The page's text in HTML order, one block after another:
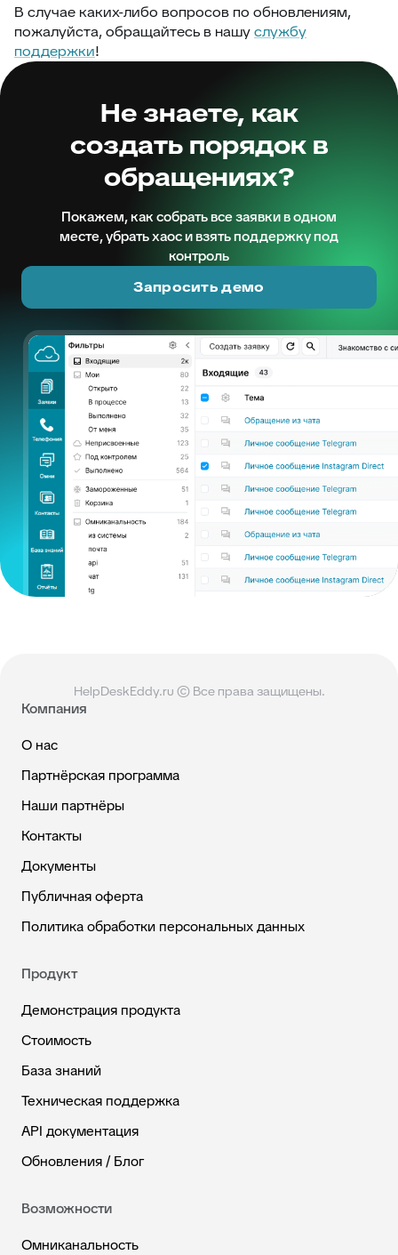
В случае каких-либо вопросов по обновлениям,
пожалуйста, обращайтесь в нашуслужбу
поддержки!
Не знаете, как
создать порядок в
обращениях?
Покажем, как собрать все заявки в одном
месте, убрать хаос и взять поддержку под
контроль
Запросить демо
HelpDeskEddy.ru © Все права защищены.
Компания
О нас
Партнёрская программа
Наши партнёры
Контакты
Документы
Публичная оферта
Политика обработки персональных данных
Продукт
Демонстрация продукта
Стоимость
База знаний
Техническая поддержка
API документация
Обновления / Блог
Возможности
Омниканальность